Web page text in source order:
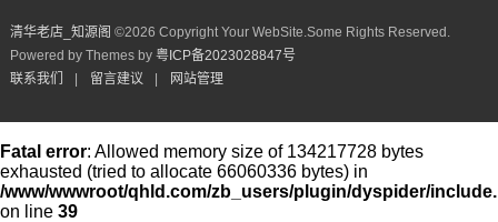
清华老店_知源阁​ ©2026 Copyright Your WebSite.Some Rights Reserved.
Powered by Themes by 粤ICP备2023028847号
联系我们
留言建议 网站管理
Fatal error: Allowed memory size of 134217728 bytes
exhausted (tried to allocate 66060336 bytes) in
/www/wwwroot/qhld.com/zb_users/plugin/dyspider/
on line 39